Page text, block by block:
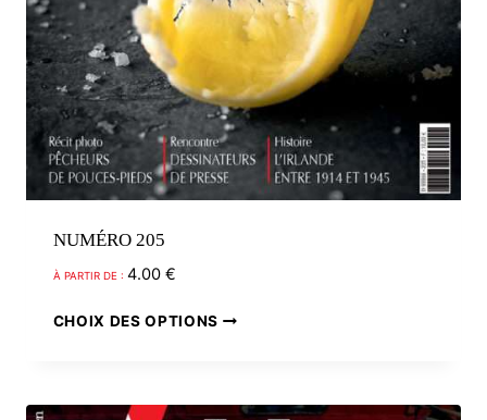
NUMÉRO 205
À PARTIR DE : 4.00 €
CHOIX DES OPTIONS
plusieurs